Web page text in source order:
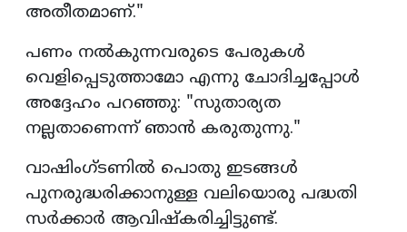
അതീതമാണ്."
പണം നൽകുന്നവരുടെ പേരുകൾ
വെളിപ്പെടുത്താമോ എന്നു ചോദിച്ചപ്പോൾ
അദ്ദേഹം പറഞ്ഞു: "സുതാര്യത
നല്ലതാണെന്ന് ഞാൻ കരുതുന്നു."
വാഷിംഗ്ടണിൽ പൊതു ഇടങ്ങൾ
പുനരുദ്ധരിക്കാനുള്ള വലിയൊരു പദ്ധതി
സർക്കാർ ആവിഷ്‌കരിച്ചിട്ടുണ്ട്.